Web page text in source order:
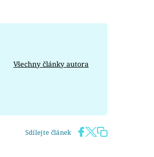
Všechny články autora
Sdílejte článek